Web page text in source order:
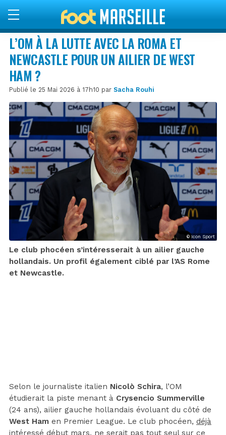
L’OM À LA LUTTE AVEC LA ROMA ET
NEWCASTLE POUR UN AILIER DE WEST
HAM ?
Publié le 25 Mai 2026 à 17h10 par Sacha Rouhi
© Icon Sport
Le club phocéen s’intéresserait à un ailier gauche
hollandais. Un profil également ciblé par l’AS Rome
et Newcastle.
Selon le journaliste italien Nicolò Schira, l’OM
étudierait la piste menant à Crysencio Summerville
(24 ans), ailier gauche hollandais évoluant du côté de
West Ham en Premier League. Le club phocéen, déjà
intéressé début mars, ne serait pas tout seul sur ce